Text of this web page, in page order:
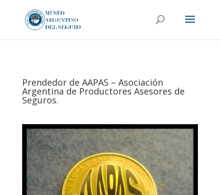
Prendedor de AAPAS – Asociación
Argentina de Productores Asesores de
Seguros.